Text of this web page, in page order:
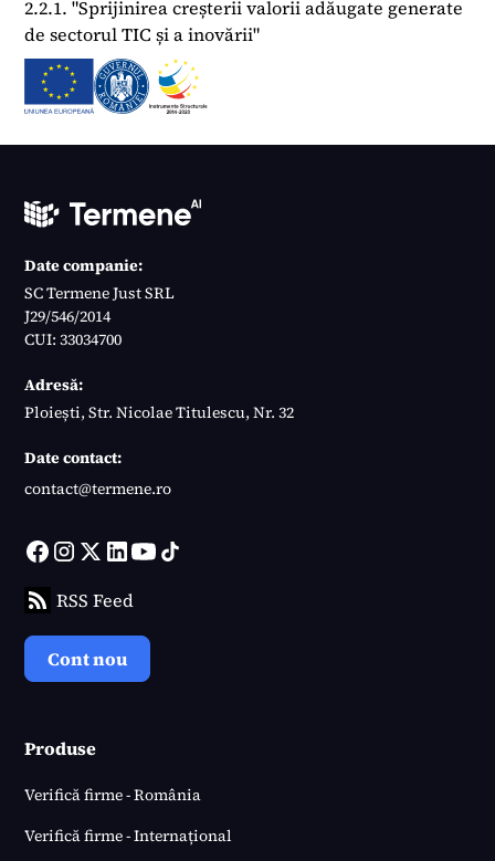
2.2.1. "Sprijinirea creșterii valorii adăugate generate
de sectorul TIC și a inovării"
Date companie:
SC Termene Just SRL
J29/546/2014
CUI: 33034700
Adresă:
Ploiești, Str. Nicolae Titulescu, Nr. 32
Date contact:
contact@termene.ro
RSS Feed
Cont nou
Produse
Verifică firme - România
Verifică firme - Internațional